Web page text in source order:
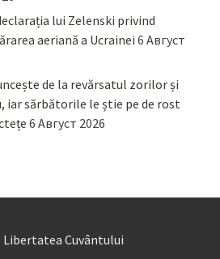
lui Zelenski privind
aeriană a Ucrainei 6 Август
de la revărsatul zorilor și
iar sărbătorile le știe pe de rost
6 Август 2026
Cuvântului